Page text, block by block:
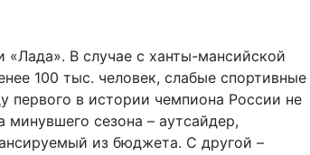
В случае с ханты-мансийской
100 тыс. человек, слабые спортивные
первого в истории чемпиона России не
сезона – аутсайдер,
из бюджета. С другой –